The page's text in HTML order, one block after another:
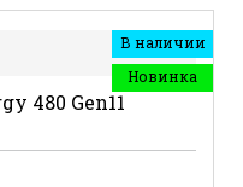
В наличии
Новинка
480 Gen11